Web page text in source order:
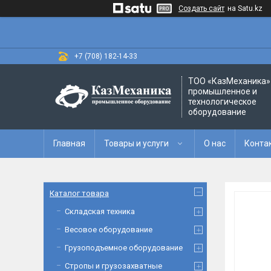
Создать сайт на Satu.kz
+7 (708) 182-14-33
ТОО «‎КазМеханика»
промышленное и
технологическое
оборудование
Главная Товары и услуги О нас
Каталог товара
Складская техника
Весовое оборудование
Грузоподъемное оборудование
Стропы и грузозахватные